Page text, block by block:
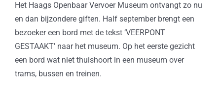
Het Haags Openbaar Vervoer Museum ontvangt zo nu
en dan bijzondere giften. Half september brengt een
bezoeker een bord met de tekst ‘VEERPONT
GESTAAKT’ naar het museum. Op het eerste gezicht
een bord wat niet thuishoort in een museum over
trams, bussen en treinen.